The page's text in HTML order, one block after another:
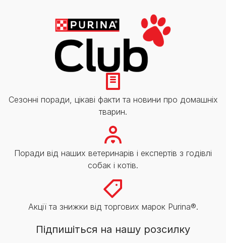
Сезонні поради, цікаві факти та новини про домашніх
тварин.
Поради від наших ветеринарів і експертів з годівлі
собак і котів.
Акції та знижки від торгових марок Purina®.
Підпишіться на нашу розсилку